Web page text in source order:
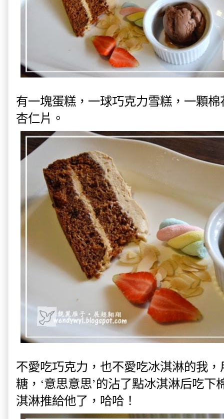
有一塊蛋糕，一球巧克力雪糕，一顆
杏仁片。
不愛吃巧克力，也不愛吃冰淇淋的我
糖，‘意思意思’的沾了點冰淇淋后吃
淇淋推給他了，哈哈！